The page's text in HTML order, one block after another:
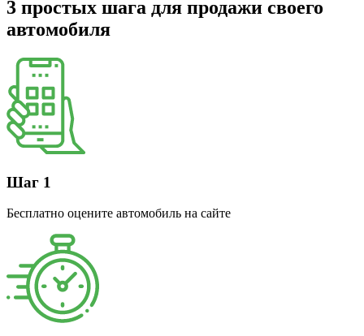
3 простых шага для продажи своего
автомобиля
Шаг 1
Бесплатно оцените автомобиль на сайте